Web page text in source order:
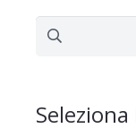
Cerca